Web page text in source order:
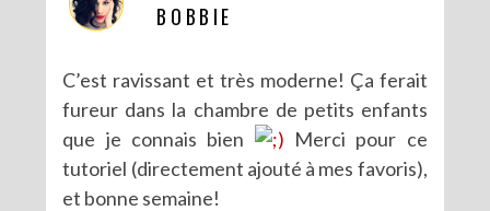
BOBBIE
C’est ravissant et très moderne! Ça ferait
fureur dans la chambre de petits enfants
que je connais bien
Merci pour ce
tutoriel (directement ajouté à mes favoris),
et bonne semaine!